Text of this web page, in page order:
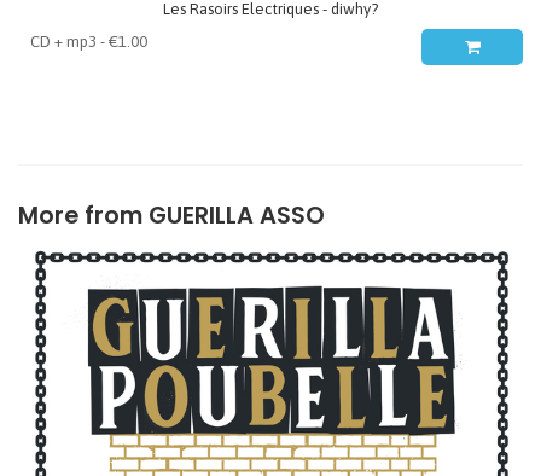
Les Rasoirs Electriques - diwhy?
More from GUERILLA ASSO